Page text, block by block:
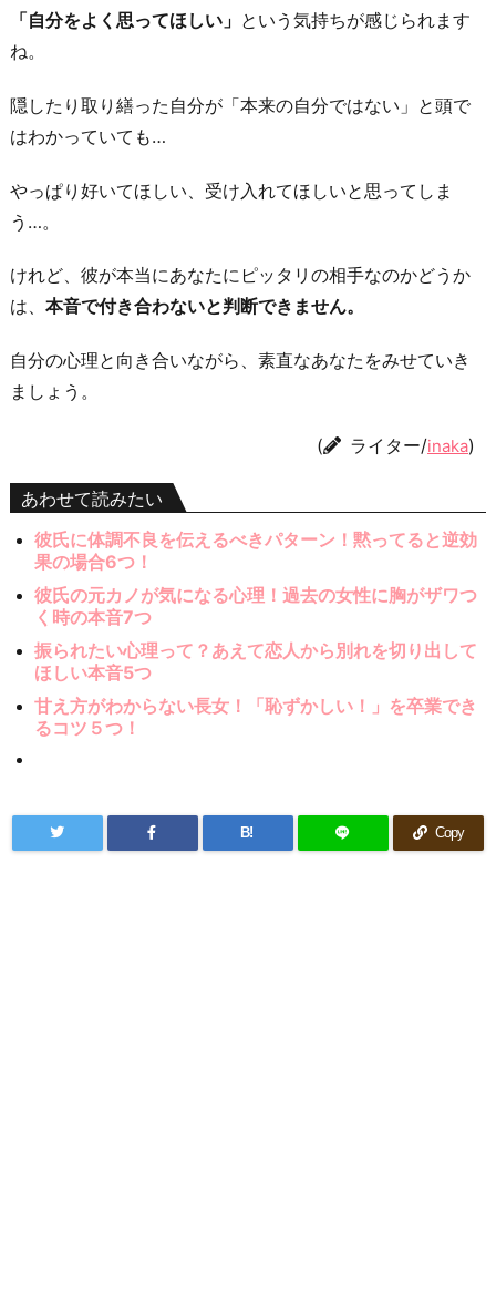
「自分をよく思ってほしい」 という気持ちが感じられます
ね。
隠したり取り繕った自分が「本来の自分ではない」と頭で
はわかっていても…
やっぱり好いてほしい、受け入れてほしいと思ってしま
う…。
けれど、彼が本当にあなたにピッタリの相手なのかどうか
は、 本音で付き合わないと判断できません。
自分の心理と向き合いながら、素直なあなたをみせていき
ましょう。
( ライター/inaka)
あわせて読みたい
彼氏に体調不良を伝えるべきパターン！黙ってると逆効
果の場合6つ！
彼氏の元カノが気になる心理！過去の女性に胸がザワつ
く時の本音7つ
振られたい心理って？あえて恋人から別れを切り出して
ほしい本音5つ
甘え方がわからない長女！「恥ずかしい！」を卒業でき
るコツ５つ！
B! Copy